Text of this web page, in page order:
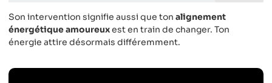
Son intervention signifie aussi que ton alignement
énergétique amoureuxest en train de changer. Ton
énergie attire désormais différemment.